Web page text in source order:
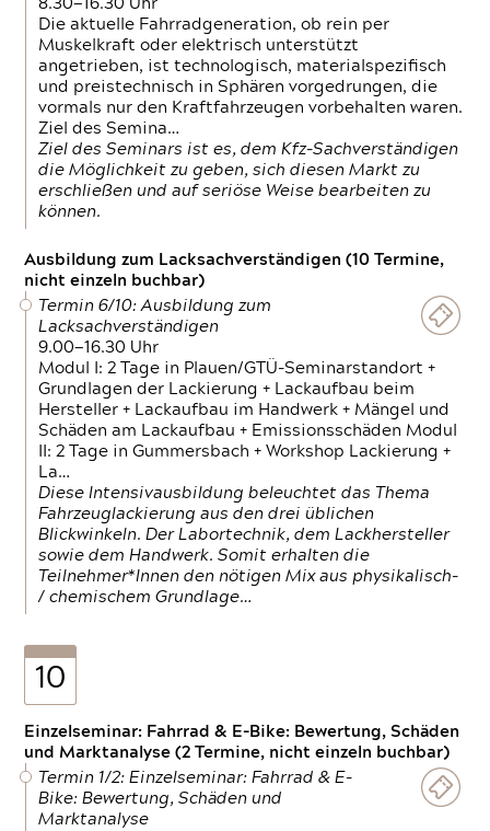
8.30—16.30 Uhr
Die aktuelle Fahrradgeneration, ob rein per
Muskelkraft oder elektrisch unterstützt
angetrieben, ist technologisch, materialspezifisch
und preistechnisch in Sphären vorgedrungen, die
vormals nur den Kraftfahrzeugen vorbehalten waren.
Ziel des Semina…
Ziel des Seminars ist es, dem Kfz-Sachverständigen
die Möglichkeit zu geben, sich diesen Markt zu
erschließen und auf seriöse Weise bearbeiten zu
können.
Ausbildung zum Lacksachverständigen (10 Termine,
nicht einzeln buchbar)
Termin 6/10: Ausbildung zum
Lacksachverständigen
9.00—16.30 Uhr
Modul I: 2 Tage in Plauen/GTÜ-Seminarstandort +
Grundlagen der Lackierung + Lackaufbau beim
Hersteller + Lackaufbau im Handwerk + Mängel und
Schäden am Lackaufbau + Emissionsschäden Modul
II: 2 Tage in Gummersbach + Workshop Lackierung +
La…
Diese Intensivausbildung beleuchtet das Thema
Fahrzeuglackierung aus den drei üblichen
Blickwinkeln. Der Labortechnik, dem Lackhersteller
sowie dem Handwerk. Somit erhalten die
Teilnehmer*Innen den nötigen Mix aus physikalisch-
/ chemischem Grundlage…
10
Einzelseminar: Fahrrad & E-Bike: Bewertung, Schäden
und Marktanalyse (2 Termine, nicht einzeln buchbar)
Termin 1/2: Einzelseminar: Fahrrad & E-
Bike: Bewertung, Schäden und
Marktanalyse